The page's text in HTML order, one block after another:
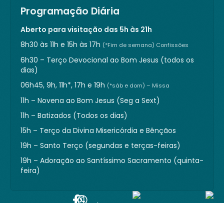
Programação Diária
Aberto para visitação das 5h às 21h
8h30 às 11h e 15h às 17h (*Fim de semana) Confissões
6h30 – Terço Devocional ao Bom Jesus (todos os
dias)
06h45, 9h, 11h*, 17h e 19h (*sáb e dom) – Missa
11h – Novena ao Bom Jesus (Seg a Sext)
11h – Batizados (Todos os dias)
15h – Terço da Divina Misericórdia e Bênçãos
19h – Santo Terço (segundas e terças-feiras)
19h – Adoração ao Santíssimo Sacramento (quinta-
feira)